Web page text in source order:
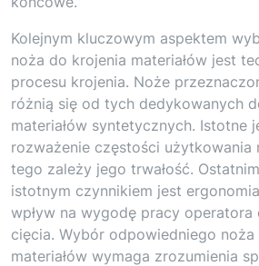
Kolejnym kluczowym aspektem
noża do krojenia materiałów jest
procesu krojenia. Noże
różnią się od tych dedykowanych
materiałów syntetycznych. Istotne
rozważenie częstości użytkowania
tego zależy jego trwałość.
istotnym czynnikiem jest
wpływ na wygodę pracy
cięcia. Wybór odpowiedniego noża
materiałów wymaga zrozumienia